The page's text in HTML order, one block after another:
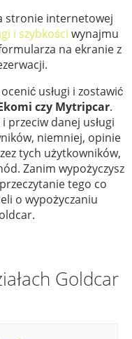
stronie internetowej
i szybkości wynajmu
na ekranie z
usługi i zostawić
czy Mytripcar.
przeciw danej usługi
niemniej, opinie
tych użytkowników,
Zanim wypożyczysz
tego co
o wypożyczaniu
Goldcar